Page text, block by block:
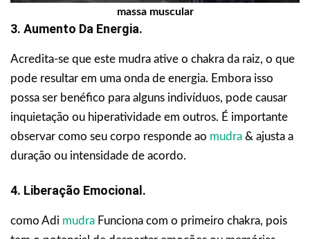
massa muscular
3. Aumento Da Energia.
Acredita-se que este mudra ative o chakra da raiz, o que
pode resultar em uma onda de energia. Embora isso
possa ser benéfico para alguns indivíduos, pode causar
inquietação ou hiperatividade em outros. É importante
observar como seu corpo responde ao mudra & ajusta a
duração ou intensidade de acordo.
4. Liberação Emocional.
como Adi mudra Funciona com o primeiro chakra, pois